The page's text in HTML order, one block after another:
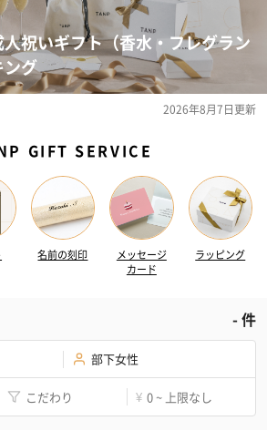
祝いギフト（香水・フレグラン
グ
2026年8月7日更新
GIFT SERVICE
名前の刻印
メッセージ
カード
ラッピング
-件
部下女性
こだわり ¥ 0 ~ 上限なし